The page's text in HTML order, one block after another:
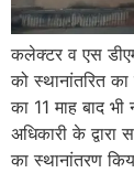
कलेक्टर व एस
को स्थानांतरित
का 11 माह बाद
अधिकारी के
का स्थानांतरण